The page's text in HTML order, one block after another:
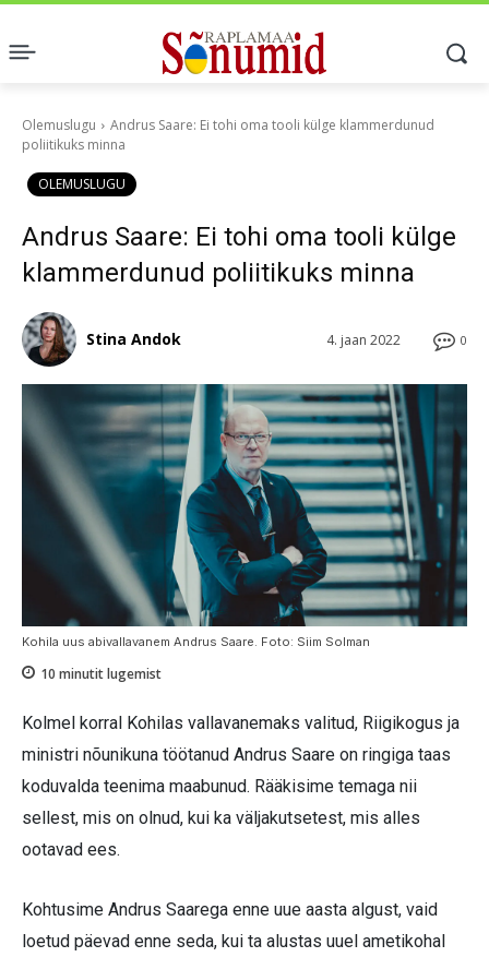
Olemuslugu
Andrus Saare: Ei tohi oma tooli külge klammerdunud
poliitikuks minna
OLEMUSLUGU
Andrus Saare: Ei tohi oma tooli külge
klammerdunud poliitikuks minna
0
4. jaan 2022
Stina Andok
Kohila uus abivallavanem Andrus Saare. Foto: Siim Solman
10 minutit lugemist
Kolmel korral Kohilas vallavanemaks valitud, Riigikogus ja
ministri nõunikuna töötanud Andrus Saare on ringiga taas
koduvalda teenima maabunud. Rääkisime temaga nii
sellest, mis on olnud, kui ka väljakutsetest, mis alles
ootavad ees.
Kohtusime Andrus Saarega enne uue aasta algust, vaid
loetud päevad enne seda, kui ta alustas uuel ametikohal